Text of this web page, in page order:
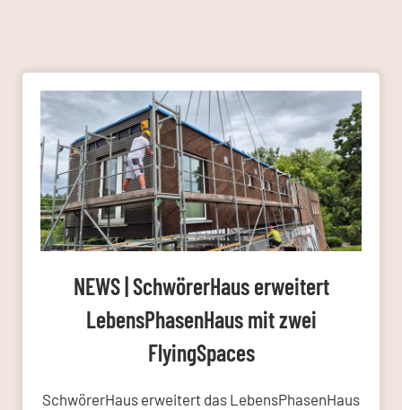
NEWS | SchwörerHaus erweitert
LebensPhasenHaus mit zwei
FlyingSpaces
SchwörerHaus erweitert das LebensPhasenHaus